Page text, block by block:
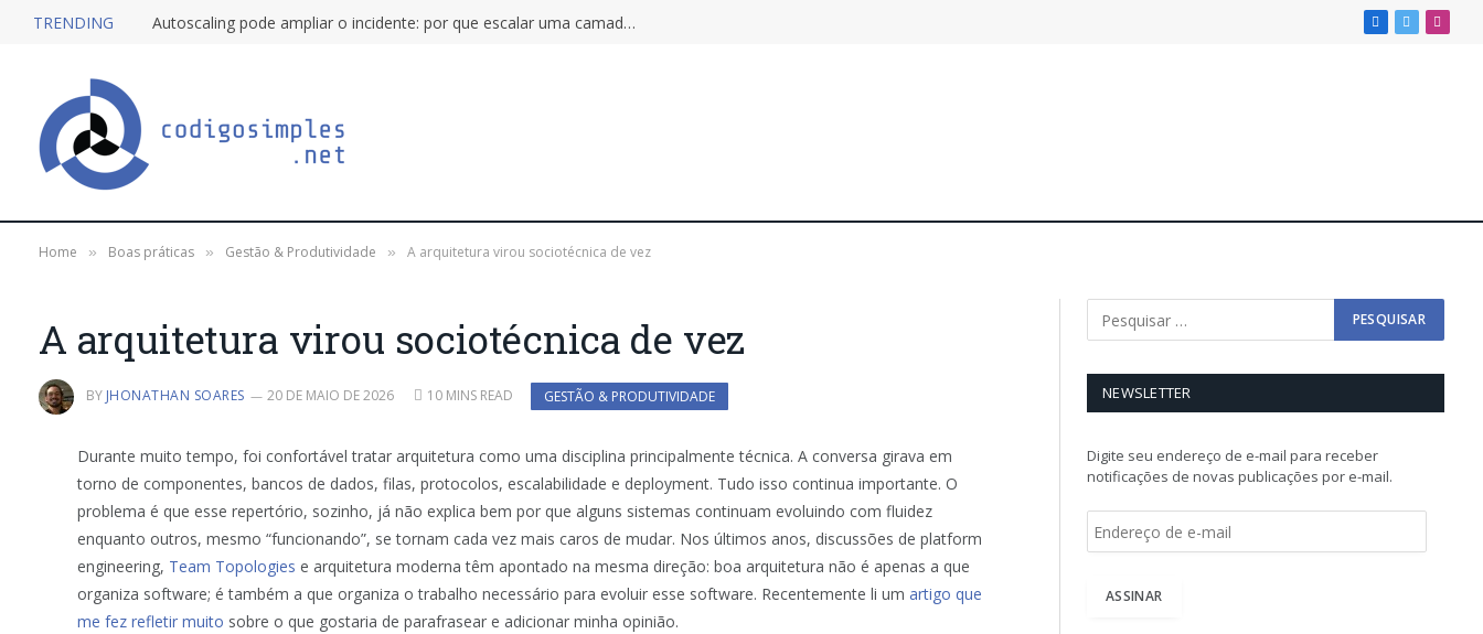
TRENDING Autoscaling pode ampliar o incidente: por que escalar uma camada não aumenta a capacidade do sistema inteiro Facebook
X
Home » Boas práticas » Gestão & Produtividade » A arquitetura virou sociotécnica de vez
A arquitetura virou sociotécnica de vez
BY JHONATHAN SOARES 20 DE MAIO DE 2026 10 MINS READ GESTÃO & PRODUTIVIDADE
Durante muito tempo, foi confortável tratar arquitetura como uma disciplina principalmente técnica. A conversa girava em
torno de componentes, bancos de dados, filas, protocolos, escalabilidade e deployment. Tudo isso continua importante. O
problema é que esse repertório, sozinho, já não explica bem por que alguns sistemas continuam evoluindo com fluidez
enquanto outros, mesmo “funcionando”, se tornam cada vez mais caros de mudar. Nos últimos anos, discussões de platform
engineering, Team Topologies e arquitetura moderna têm apontado na mesma direção: boa arquitetura não é apenas a que
organiza software; é também a que organiza o trabalho necessário para evoluir esse software. Recentemente li umartigo que
me fez refletir muito sobre o que gostaria de parafrasear e adicionar minha opinião.
NEWSLETTER
Digite seu endereço de e-mail para receber
notificações de novas publicações por e-mail.
ASSINAR